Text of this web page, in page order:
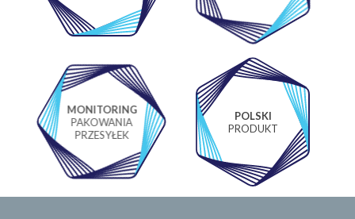
MONITORING
PAKOWANIA
PRZESYŁEK
POLSKI
PRODUKT